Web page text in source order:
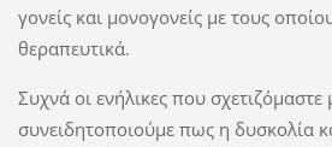
γονείς και μονογονείς με τους
θεραπευτικά.
Συχνά οι ενήλικες που
συνειδητοποιούμε πως η δυσκολία